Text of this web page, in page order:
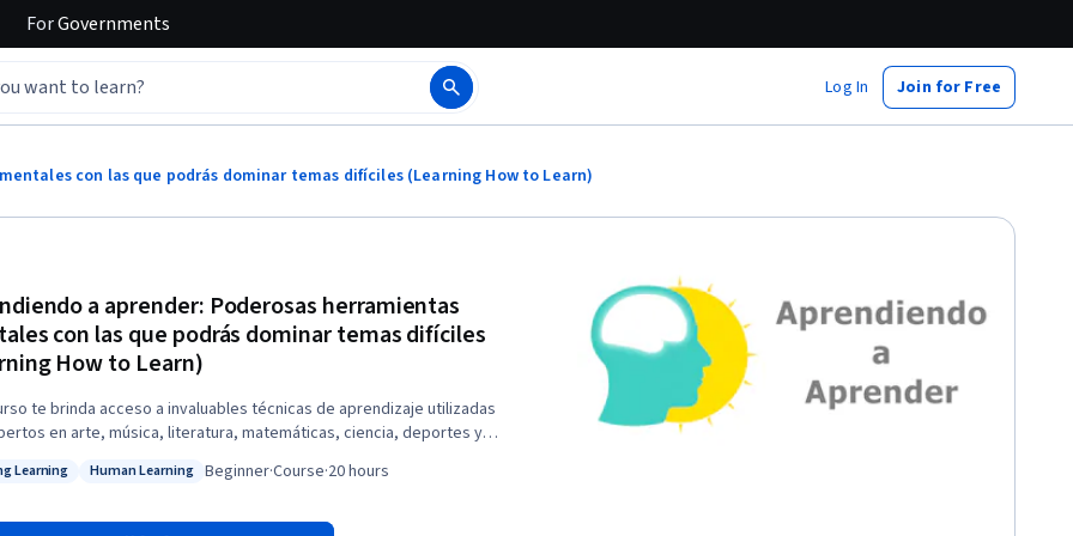
ForGovernments
Log In Join for Free
con las que podrás dominar temas difíciles (Learning How to Learn)
a aprender: Poderosas herramientas
con las que podrás dominar temas difíciles
How to Learn)
te brinda acceso a invaluables técnicas de aprendizaje utilizadas
en arte, música, literatura, matemáticas, ciencia, deportes y
muy distintos y cómo encapsula (“fragmenta”) la información.
de la procrastinación y las mejores prácticas, según lo
Learning
Learning
Status: Human Learning
Human Learning Beginner·Course·20 hours